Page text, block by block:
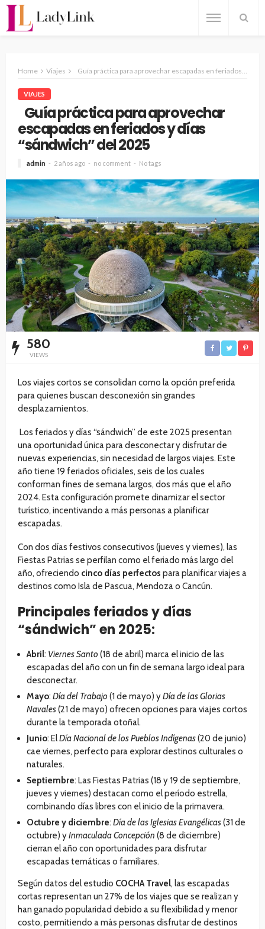
Home Viajes Guía práctica para aprovechar escapadas en feriados y días “sándwich” del 2025
VIAJES
Guía práctica para aprovechar
escapadas en feriados y días
“sándwich” del 2025
admin 2 años ago no comment No tags
580
VIEWS
Los viajes cortos se consolidan como la opción preferida
para quienes buscan desconexión sin grandes
desplazamientos.
Los feriados y días “sándwich” de este 2025 presentan
una oportunidad única para desconectar y disfrutar de
nuevas experiencias, sin necesidad de largos viajes. Este
año tiene 19 feriados oficiales, seis de los cuales
conforman fines de semana largos, dos más que el año
2024. Esta configuración promete dinamizar el sector
turístico, incentivando a más personas a planificar
escapadas.
Con dos días festivos consecutivos (jueves y viernes), las
Fiestas Patrias se perfilan como el feriado más largo del
año, ofreciendo cinco días perfectos para planificar viajes a
destinos como Isla de Pascua, Mendoza o Cancún.
Principales feriados y días
“sándwich” en 2025:
Abril: Viernes Santo (18 de abril) marca el inicio de las
escapadas del año con un fin de semana largo ideal para
desconectar.
Mayo: Día del Trabajo (1 de mayo) yDía de las Glorias
Navales(21 de mayo) ofrecen opciones para viajes cortos
durante la temporada otoñal.
Junio: ElDía Nacional de los Pueblos Indígenas(20 de junio)
cae viernes, perfecto para explorar destinos culturales o
naturales.
Septiembre: Las Fiestas Patrias (18 y 19 de septiembre,
jueves y viernes) destacan como el período estrella,
combinando días libres con el inicio de la primavera.
Octubre y diciembre: Día de las Iglesias Evangélicas(31 de
octubre) yInmaculada Concepción (8 de diciembre)
cierran el año con oportunidades para disfrutar
escapadas temáticas o familiares.
Según datos del estudio COCHA Travel, las escapadas
cortas representan un 27% de los viajes que se realizan y
han ganado popularidad debido a su flexibilidad y menor
costo, permitiendo a más personas disfrutar de destinos